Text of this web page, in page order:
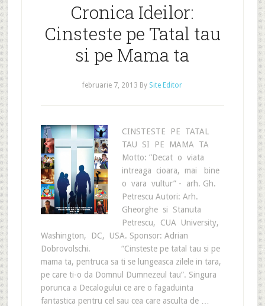
Cronica Ideilor:
Cinsteste pe Tatal tau
si pe Mama ta
februarie 7, 2013 By Site Editor
CINSTESTE PE TATAL
TAU SI PE MAMA TA
Motto: ”Decat o viata
intreaga cioara, mai bine
o vara vultur” - arh. Gh.
Petrescu Autori: Arh.
Gheorghe si Stanuta
Petrescu, CUA University,
Washington, DC, USA. Sponsor: Adrian
Dobrovolschi. “Cinsteste pe tatal tau si pe
mama ta, pentruca sa ti se lungeasca zilele in tara,
pe care ti-o da Domnul Dumnezeul tau”. Singura
porunca a Decalogului ce are o fagaduinta
fantastica pentru cel sau cea care asculta de …